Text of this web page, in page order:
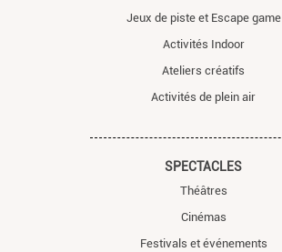
Jeux de piste et Escape game
Activités Indoor
Ateliers créatifs
Activités de plein air
SPECTACLES
Théâtres
Cinémas
Festivals et événements